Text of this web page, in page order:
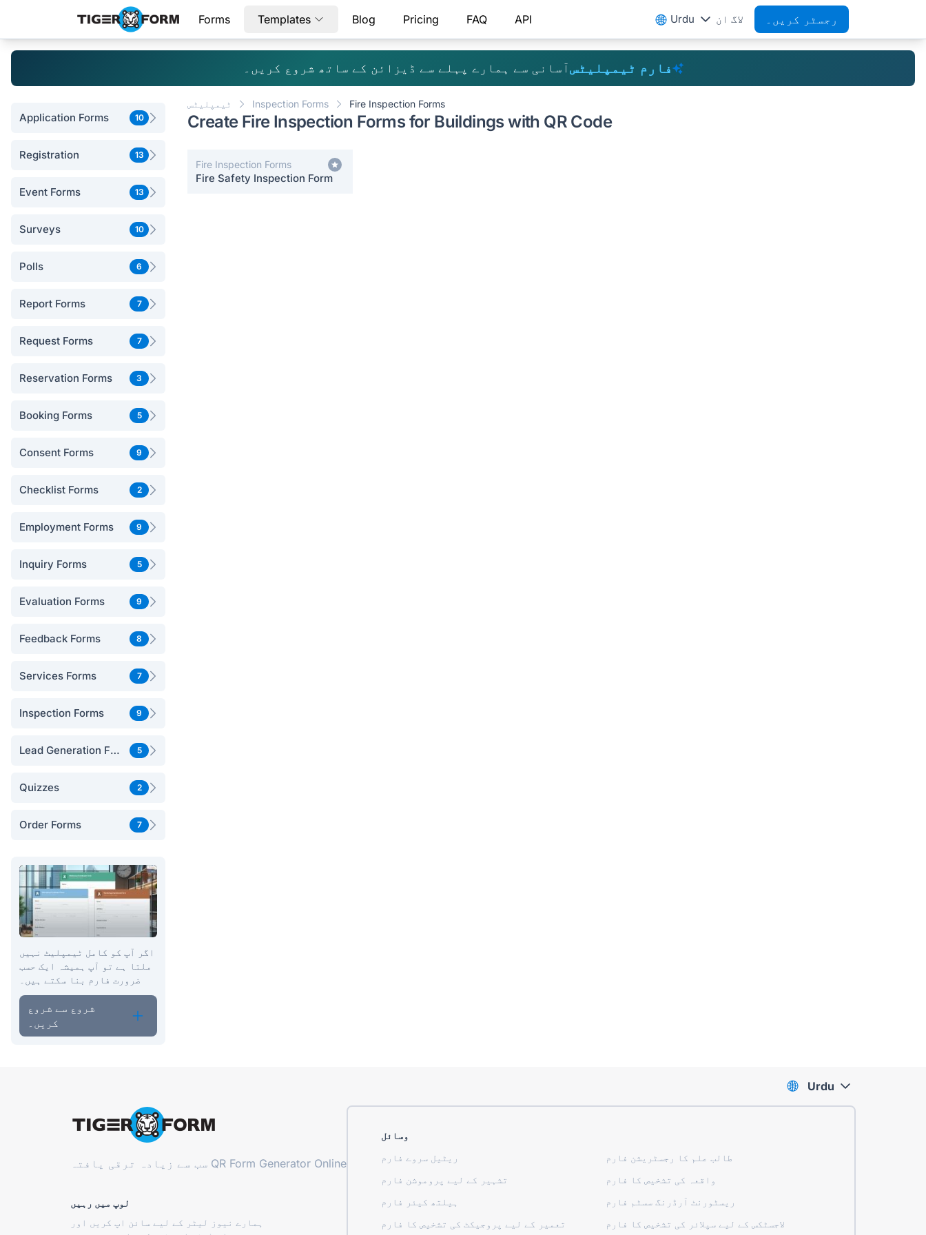
Forms Templates Blog Pricing FAQ API Urdu لاگ ان رجسٹر کریں۔
آسانی سے ہمارے پہلے سے ڈیزائن کے ساتھ شروع کریں۔فارم ٹیمپلیٹس
Application Forms 10
Registration 13
Event Forms 13
Surveys 10
Polls 6
Report Forms 7
Request Forms 7
Reservation Forms 3
Booking Forms 5
Consent Forms 9
Checklist Forms 2
Employment Forms 9
Inquiry Forms 5
Evaluation Forms 9
Feedback Forms 8
Services Forms 7
Inspection Forms 9
Lead Generation Forms 5
Quizzes 2
Order Forms 7
اگر آپ کو کامل ٹیمپلیٹ نہیں
ملتا ہے تو آپ ہمیشہ ایک حسب
ضرورت فارم بنا سکتے ہیں۔
شروع سے شروع
کریں۔
ٹیمپلیٹس Inspection Forms Fire Inspection Forms
Create Fire Inspection Forms for Buildings with QR Code
Fire Inspection Forms
Fire Safety Inspection Form
سب سے زیادہ ترقی یافتہ QR Form Generator Online
لوپ میں رہیں
ہمارے نیوز لیٹر کے لیے سائن اپ کریں اور
وسائل
ریٹیل سروے فارم
طالب علم کا رجسٹریشن فارم
تشہیر کے لیے پروموشن فارم
واقعہ کی تشخیص کا فارم
ہیلتھ کیئر فارم
ریسٹورنٹ آرڈرنگ سسٹم فارم
تعمیر کے لیے پروجیکٹ کی تشخیص کا فارم
لاجسٹکس کے لیے سپلائر کی تشخیص کا فارم
Urdu